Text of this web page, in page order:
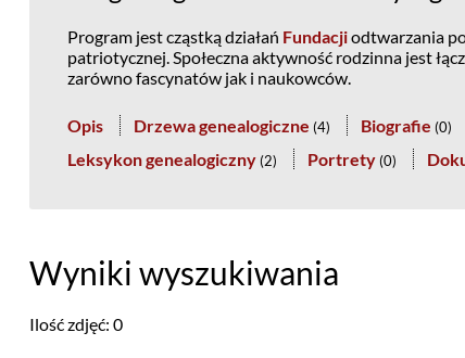
Program jest cząstką działań Fundacjiodtwarzania
patriotycznej. Społeczna aktywność rodzinna jest
zarówno fascynatów jak i naukowców.
Opis Drzewa genealogiczne (4) Biografie (0)
Leksykon genealogiczny (2) Portrety (0)
Wyniki wyszukiwania
Ilość zdjęć: 0